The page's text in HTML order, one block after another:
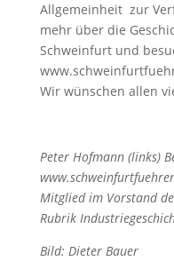
Allgemeinheit zur
mehr über die
Schweinfurt und
Wir wünschen allen
Peter Hofmann (links)
Mitglied im Vorstand
Rubrik
Bild: Dieter Bauer